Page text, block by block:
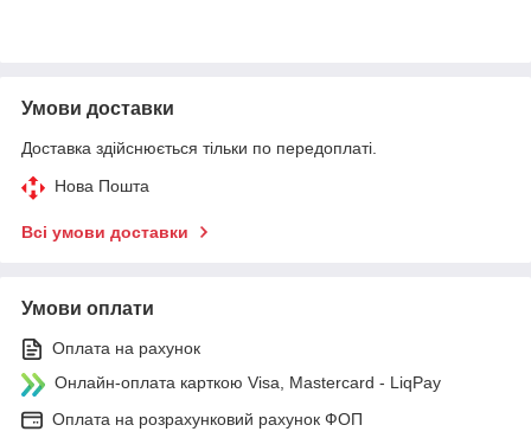
Умови доставки
Доставка здійснюється тільки по передоплаті.
Нова Пошта
Всі умови доставки
Умови оплати
Оплата на рахунок
Онлайн-оплата карткою Visa, Mastercard - LiqPay
Оплата на розрахунковий рахунок ФОП